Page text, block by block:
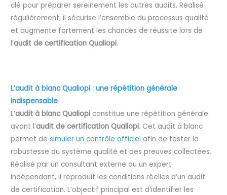
clé pour préparer sereinement les autres audits. Réalisé
régulièrement, il sécurise l’ensemble du processus qualité
et augmente fortement les chances de réussite lors de
l’audit de certification Qualiopi.
L’audit à blanc Qualiopi : une répétition générale
indispensable
L’audit à blanc Qualiopi constitue une répétition générale
avant l’audit de certification Qualiopi. Cet audit à blanc
permet desimuler un contrôle officiel afin de tester la
robustesse du système qualité et des preuves collectées.
Réalisé par un consultant externe ou un expert
indépendant, il reproduit les conditions réelles d’un audit
de certification. L’objectif principal est d’identifier les